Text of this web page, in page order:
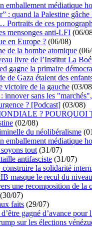
emballement médiatique
: quand la Palestine
de ces
mensonges anti-LFI (06/
en Europe ? (06/08)
de la bombe atomique
livre de l’Institut La
gagne la primaire
de Gaza étaient des
victoire de la gauche (03/
sans les
? [Podcast] (03/08)
? POURQUOI
(02/08)
du néolibéralisme
emballement médiatique
tout (31/07)
antifasciste (31/07)
la solidarité
masque le recul du
une recomposition de la
(30/07)
faits (29/07)
gagné d’avance pour
sur les élections